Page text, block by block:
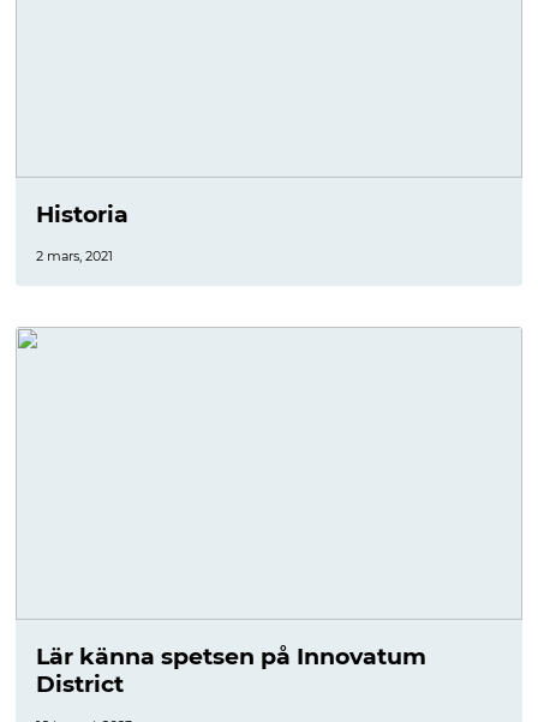
Historia
2 mars, 2021
Lär känna spetsen på Innovatum
District